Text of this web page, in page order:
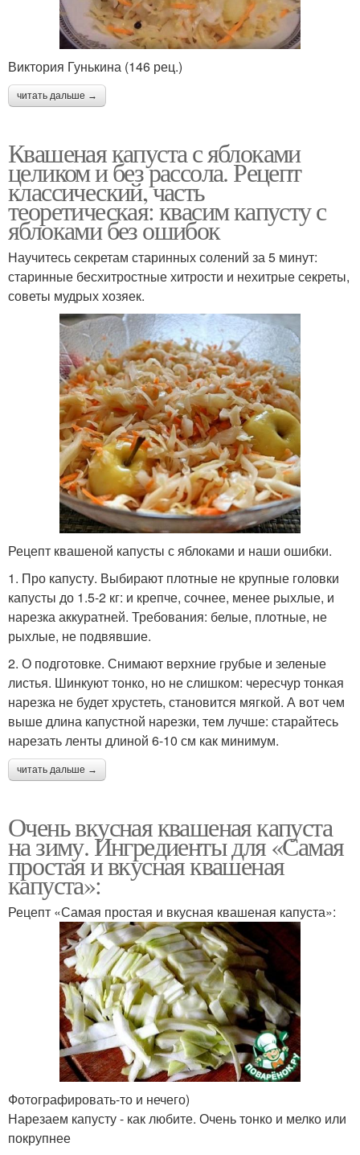
Виктория Гунькина (146 рец.)
читать дальше →
Квашеная капуста с яблоками
целиком и без рассола. Рецепт
классический, часть
теоретическая: квасим капусту с
яблоками без ошибок
Научитесь секретам старинных солений за 5 минут:
старинные бесхитростные хитрости и нехитрые секреты,
советы мудрых хозяек.
Рецепт квашеной капусты с яблоками и наши ошибки.
1. Про капусту. Выбирают плотные не крупные головки
капусты до 1.5-2 кг: и крепче, сочнее, менее рыхлые, и
нарезка аккуратней. Требования: белые, плотные, не
рыхлые, не подвявшие.
2. О подготовке. Снимают верхние грубые и зеленые
листья. Шинкуют тонко, но не слишком: чересчур тонкая
нарезка не будет хрустеть, становится мягкой. А вот чем
выше длина капустной нарезки, тем лучше: старайтесь
нарезать ленты длиной 6-10 см как минимум.
читать дальше →
Очень вкусная квашеная капуста
на зиму. Ингредиенты для «Самая
простая и вкусная квашеная
капуста»:
Рецепт «Самая простая и вкусная квашеная капуста»:
Фотографировать-то и нечего)
Нарезаем капусту - как любите. Очень тонко и мелко или
покрупнее